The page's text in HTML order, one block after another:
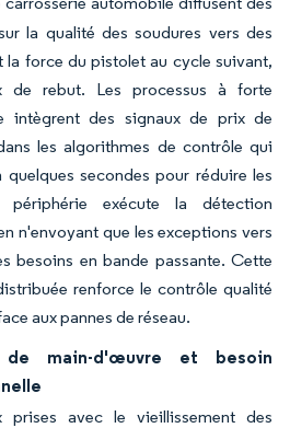
la qualité des soudures vers des
la force du pistolet au cycle suivant,
de rebut. Les processus à forte
intègrent des signaux de prix de
les algorithmes de contrôle qui
secondes pour réduire les
périphérie exécute la détection
n'envoyant que les exceptions vers
besoins en bande passante. Cette
renforce le contrôle qualité
aux pannes de réseau.
main-d'œuvre et besoin
prises avec le vieillissement des